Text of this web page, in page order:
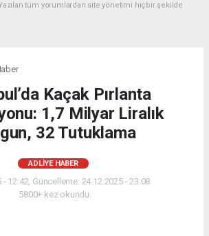
tüm yorumlardan site yönetimi hiçbir şekilde
Kaçak Pırlanta
1,7 Milyar Liralık
32 Tutuklama
ADLIYE HABER
- 12:42, Güncelleme: 24.12.2025 - 23:08
5800+ kez okundu.